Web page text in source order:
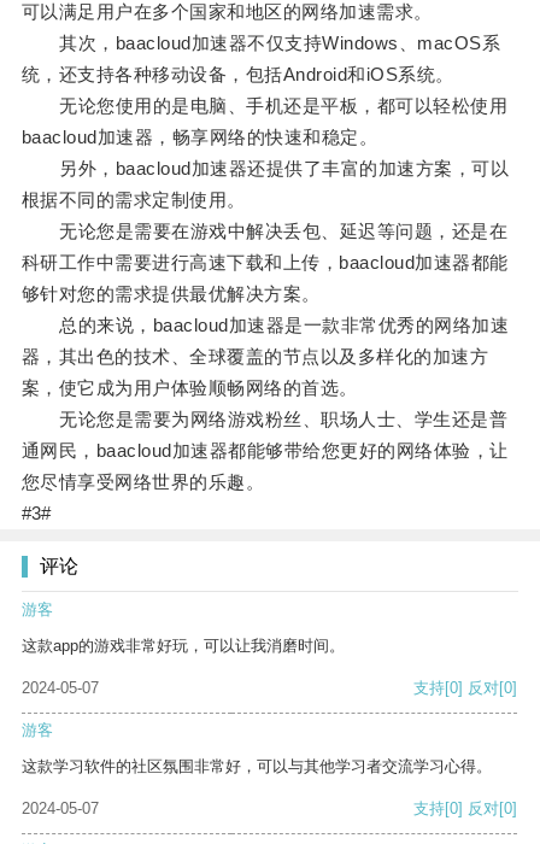
可以满足用户在多个国家和地区的网络加速需求。
其次，baacloud加速器不仅支持Windows、macOS系
统，还支持各种移动设备，包括Android和iOS系统。
无论您使用的是电脑、手机还是平板，都可以轻松使用
baacloud加速器，畅享网络的快速和稳定。
另外，baacloud加速器还提供了丰富的加速方案，可以
根据不同的需求定制使用。
无论您是需要在游戏中解决丢包、延迟等问题，还是在
科研工作中需要进行高速下载和上传，baacloud加速器都能
够针对您的需求提供最优解决方案。
总的来说，baacloud加速器是一款非常优秀的网络加速
器，其出色的技术、全球覆盖的节点以及多样化的加速方
案，使它成为用户体验顺畅网络的首选。
无论您是需要为网络游戏粉丝、职场人士、学生还是普
通网民，baacloud加速器都能够带给您更好的网络体验，让
您尽情享受网络世界的乐趣。
#3#
评论
游客
这款app的游戏非常好玩，可以让我消磨时间。
2024-05-07 支持[0] 反对[0]
游客
这款学习软件的社区氛围非常好，可以与其他学习者交流学习心得。
2024-05-07 支持[0] 反对[0]